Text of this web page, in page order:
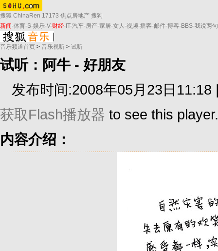
搜狐 ChinaRen 17173 焦点房地产 搜狗
新闻-体育-S-娱乐-V-财经- IT-汽车-房产-家居-女人-视频-播客-邮件-博客-BBS-我说两句
音乐频道首页 > 音乐视听 > 试听
试听：阿牛 - 好朋友
发布时间:2008年05月23日
获取Flash播放器 to see this player.
内容介绍：